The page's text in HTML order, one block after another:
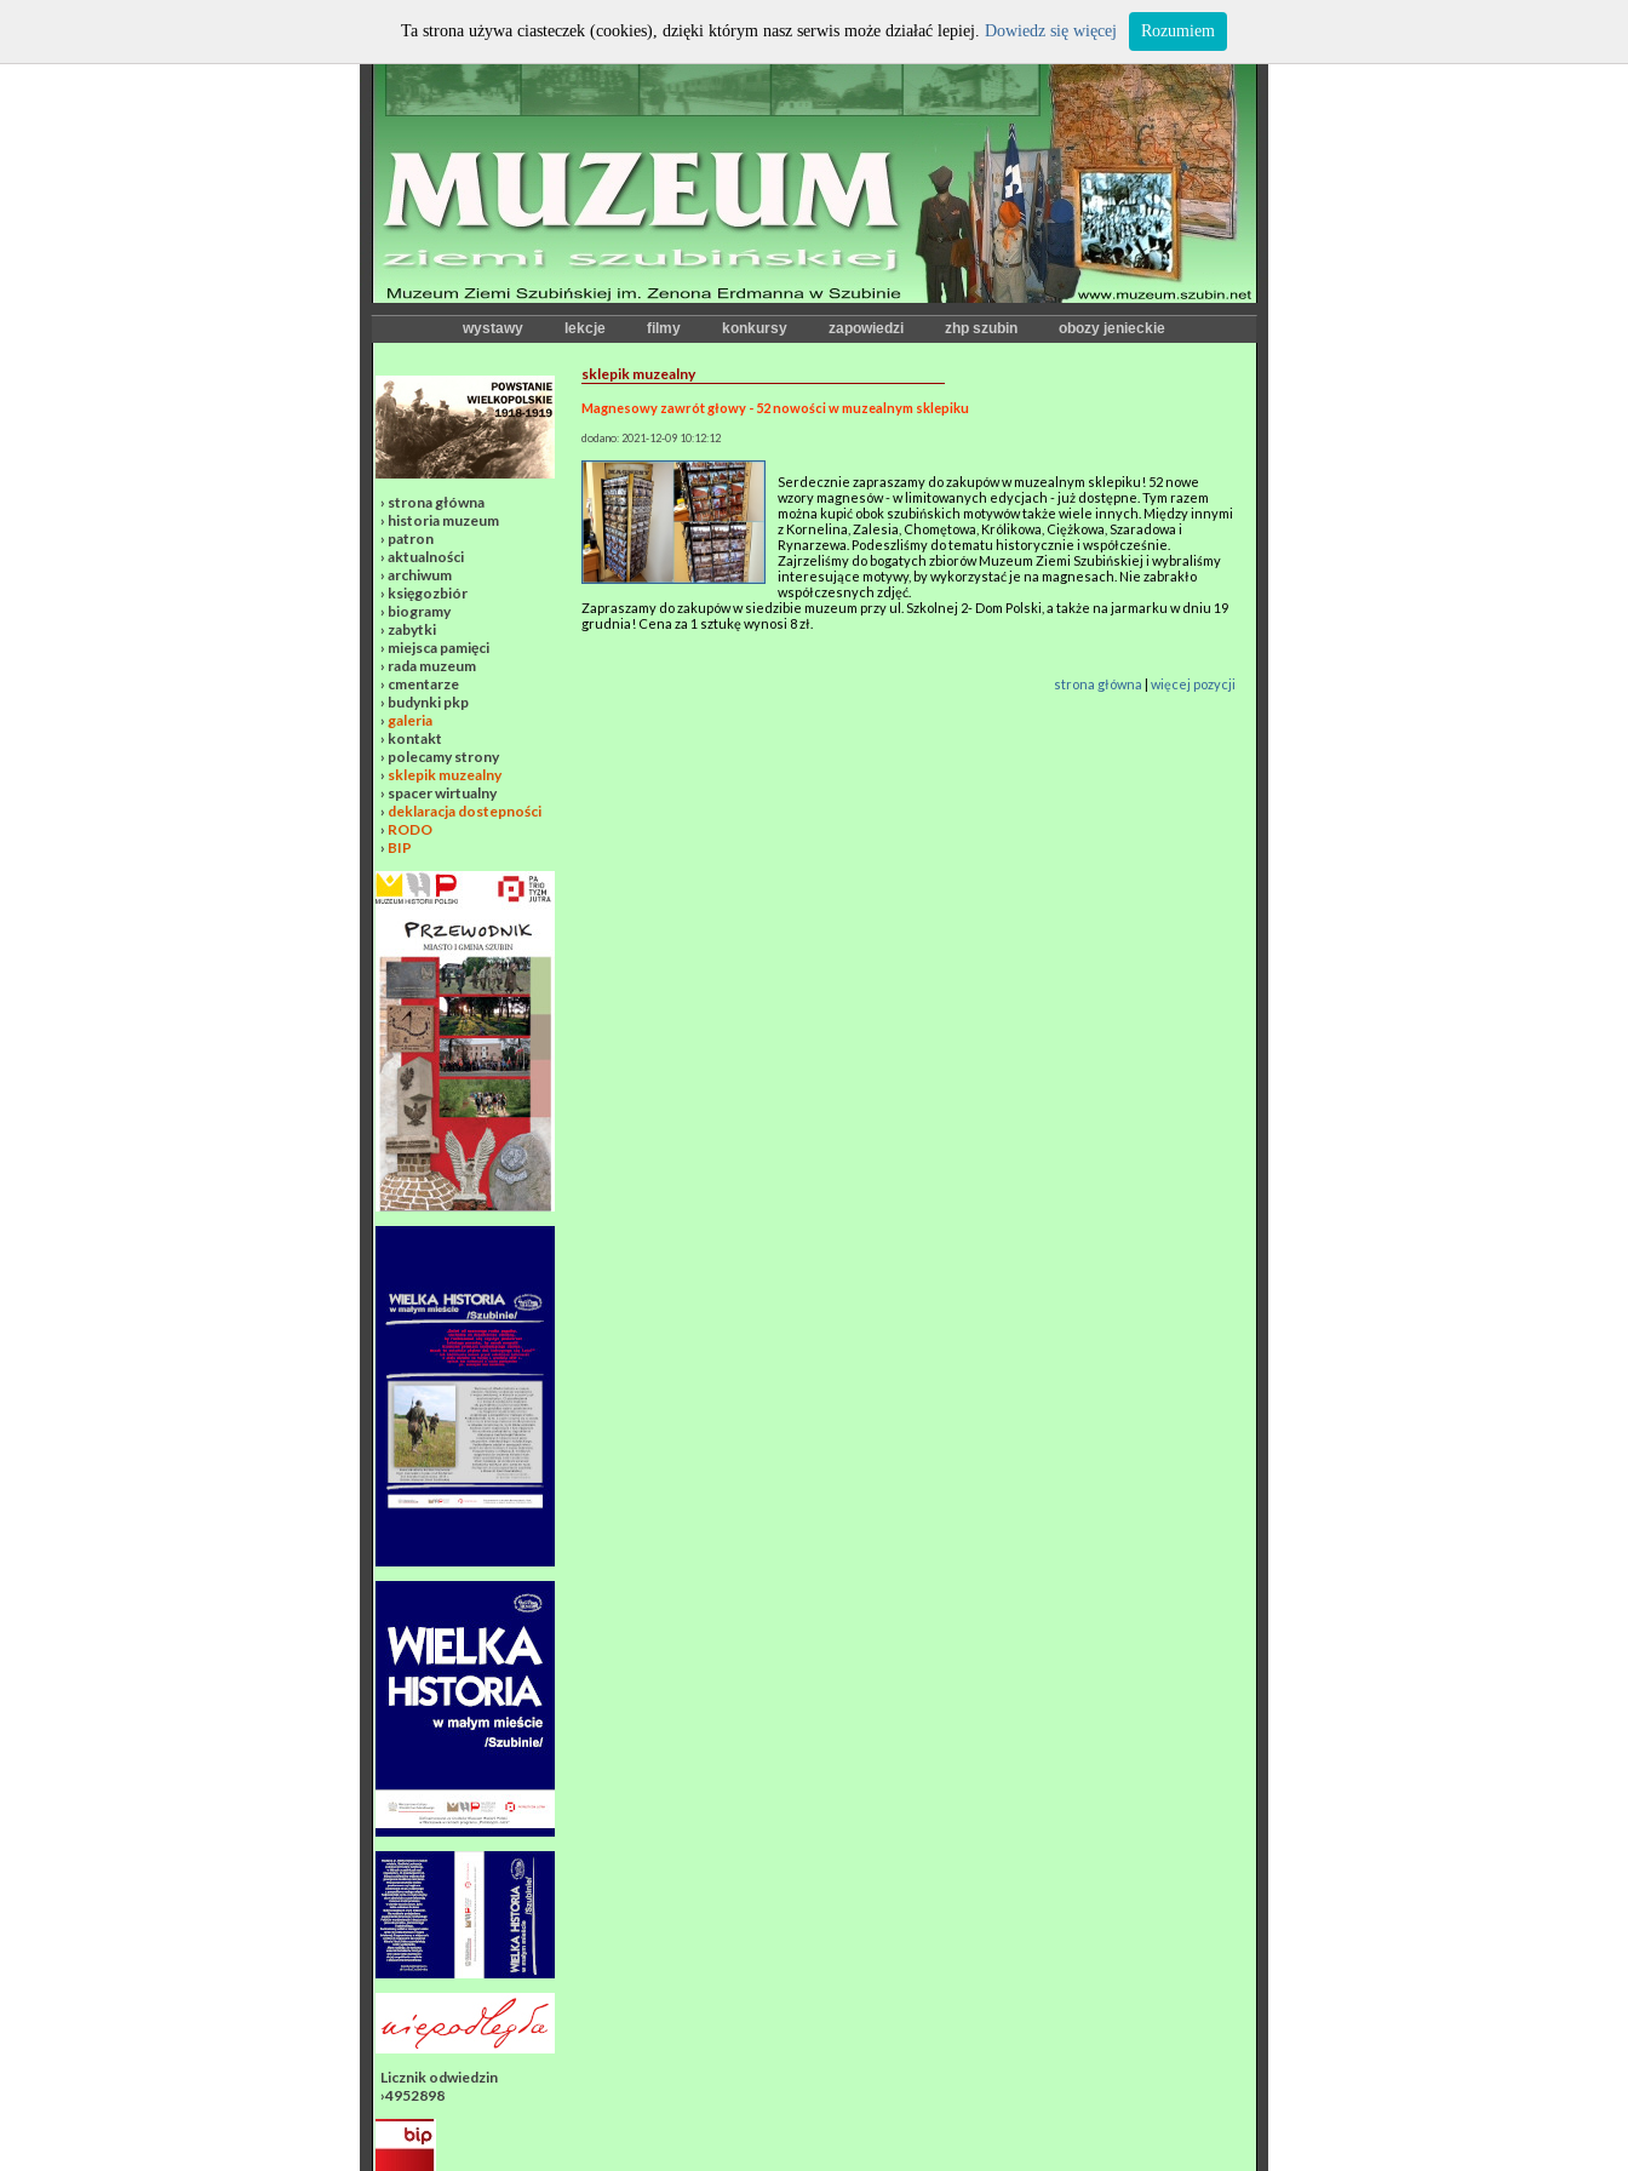
kontrast: czcionka:
wystawy lekcje filmy konkursy zapowiedzi zhp szubin obozy jenieckie
› strona główna
› historia muzeum
› patron
› aktualności
› archiwum
› księgozbiór
› biogramy
› zabytki
› miejsca pamięci
› rada muzeum
› cmentarze
› budynki pkp
› galeria
› kontakt
› polecamy strony
› sklepik muzealny
› spacer wirtualny
› deklaracja dostepności
› RODO
› BIP
Licznik odwiedzin
›4952898
sklepik muzealny
Magnesowy zawrót głowy - 52 nowości w muzealnym sklepiku
dodano: 2021-12-09 10:12:12
Serdecznie zapraszamy do zakupów w muzealnym sklepiku! 52 nowe
wzory magnesów - w limitowanych edycjach - już dostępne. Tym razem
można kupić obok szubińskich motywów także wiele innych. Między innymi
z Kornelina, Zalesia, Chomętowa, Królikowa, Ciężkowa, Szaradowa i
Rynarzewa. Podeszliśmy do tematu historycznie i współcześnie.
Zajrzeliśmy do bogatych zbiorów Muzeum Ziemi Szubińskiej i wybraliśmy
interesujące motywy, by wykorzystać je na magnesach. Nie zabrakło
współczesnych zdjęć.
Zapraszamy do zakupów w siedzibie muzeum przy ul. Szkolnej 2- Dom Polski, a także na jarmarku w dniu 19
grudnia! Cena za 1 sztukę wynosi 8 zł.
strona główna | więcej pozycji
Ta strona używa ciasteczek (cookies), dzięki którym nasz serwis może działać lepiej. Dowiedz się więcej Rozumiem